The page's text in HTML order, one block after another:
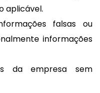
aplicável.
falsas ou
informações
da empresa sem